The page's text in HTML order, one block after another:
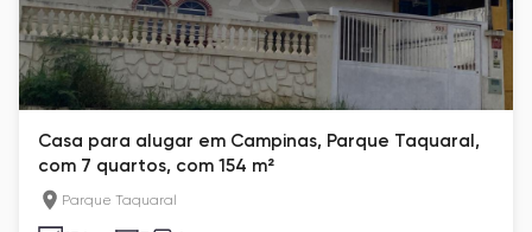
Casa para alugar em Campinas, Parque Taquaral,
com 7 quartos, com 154 m²
Parque Taquaral